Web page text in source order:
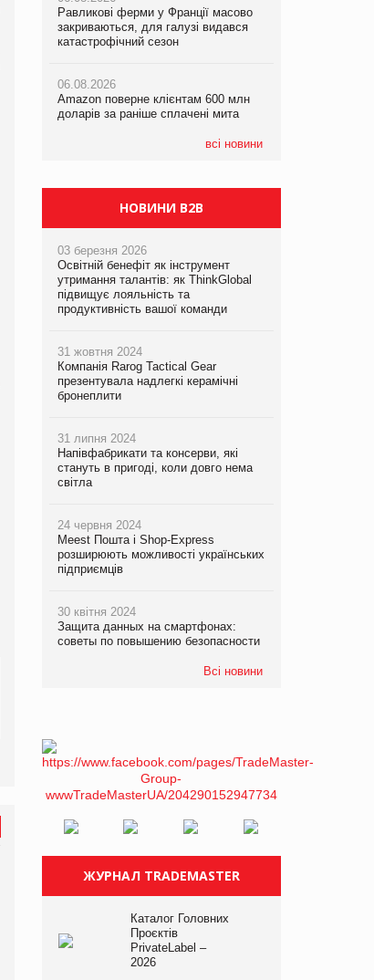
сплачені мита
щодо штучного інтелекту
Равликові ферми у Франції масово
закриваються, для галузі видався
катастрофічний сезон
06.08.2026
Amazon поверне клієнтам 600 млн
доларів за раніше сплачені мита
всі новини
Равликові ферми у Франції масово
закриваються, для галузі видався
катастрофічний сезон
06.08.2026
Amazon поверне клієнтам 600 млн
доларів за раніше сплачені мита
Amazon поверне клієнтам 600 млн
доларів за раніше сплачені мита
У Євросоюзі набули чинності нові
правила щодо штучного інтелекту
НОВИНИ B2B
03 березня 2026
Освітній бенефіт як інструмент
утримання талантів: як ThinkGlobal
підвищує лояльність та
продуктивність вашої команди
31 жовтня 2024
Компанія Rarog Tactical Gear
презентувала надлегкі керамічні
бронеплити
31 липня 2024
Напівфабрикати та консерви, які
стануть в пригоді, коли довго нема
світла
24 червня 2024
Meest Пошта і Shop-Express
розширюють можливості українських
підприємців
30 квітня 2024
Защита данных на смартфонах:
советы по повышению безопасности
Всі новини
ЖУРНАЛ TRADEMASTER
Каталог Головних
Проєктів
PrivateLabel –
2026